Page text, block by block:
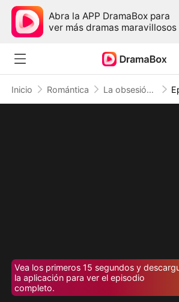
Abra la APP DramaBox para
ver más dramas maravillosos
Inicio Romántica La obsesión prohibida del magnate
Vea los primeros 15 segundos y
la aplicación para ver el episodio
completo.